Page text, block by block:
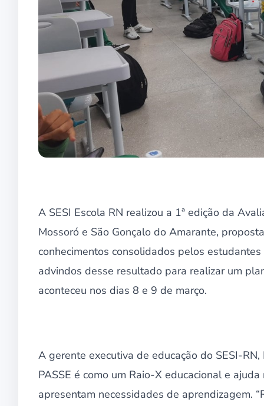
A SESI Escola RN realizou a 1ª edição da
Mossoró e São Gonçalo do Amarante,
conhecimentos consolidados pelos
advindos desse resultado para realizar um
aconteceu nos dias 8 e 9 de março.
A gerente executiva de educação do SESI-
PASSE é como um Raio-X educacional e
apresentam necessidades de aprendizagem.